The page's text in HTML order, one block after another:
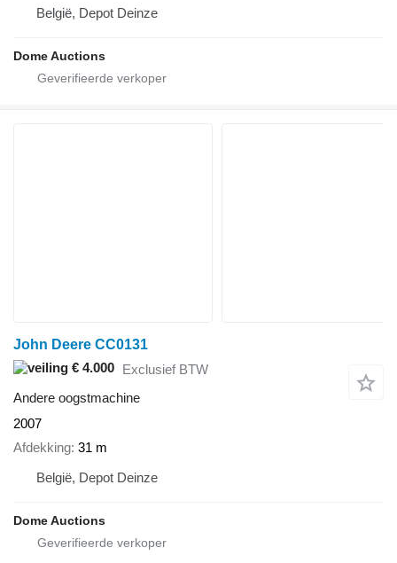
België, Depot Deinze
Dome Auctions
John Deere CC0131
€ 4.000 Exclusief BTW
Andere oogstmachine
2007
Afdekking 31 m
België, Depot Deinze
Dome Auctions